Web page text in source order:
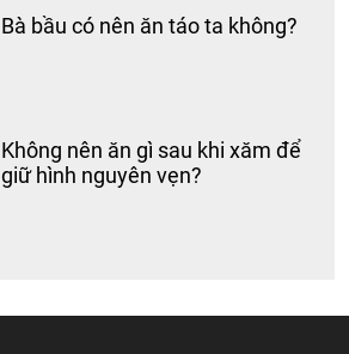
Bà bầu có nên ăn táo ta không?
Không nên ăn gì sau khi xăm để
giữ hình nguyên vẹn?